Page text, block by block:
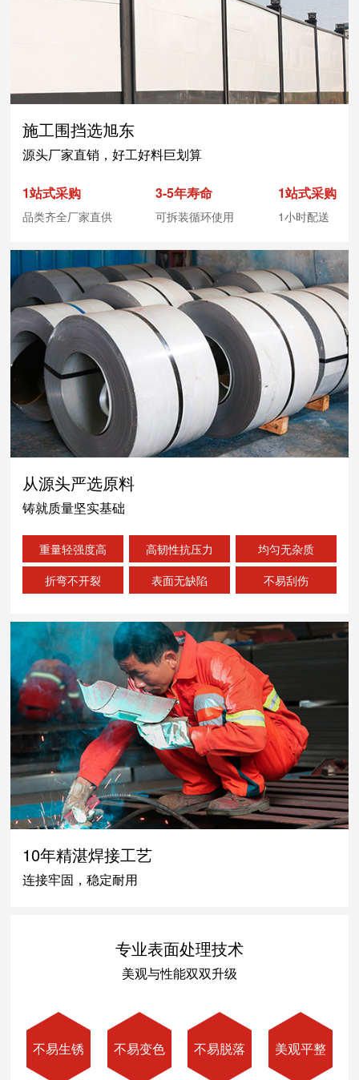
施工围挡选旭东
源头厂家直销，好工好料巨划算
1站式采购
品类齐全厂家直供
3-5年寿命
可拆装循环使用
1站式采购
1小时配送
从源头严选原料
铸就质量坚实基础
重量轻强度高 高韧性抗压力
均匀无杂质
折弯不开裂
表面无缺陷 不易刮伤
10年精湛焊接工艺
连接牢固，稳定耐用
专业表面处理技术
美观与性能双双升级
不易生锈 不易变色 不易脱落 美观平整